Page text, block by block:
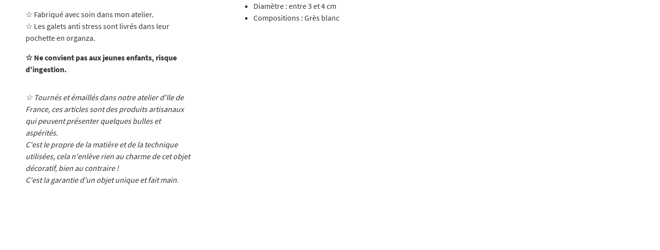
☆ Fabriqué avec soin dans mon atelier.
☆ Les galets anti stress sont livrés dans leur
pochette en organza.
☆ Ne convient pas aux jeunes enfants, risque
d'ingestion.
☆ Tournés et émaillés dans notre atelier d'Ile de
France, ces articles sont des produits artisanaux
qui peuvent présenter quelques bulles et
aspérités.
C'est le propre de la matière et de la technique
utilisées, cela n'enlève rien au charme de cet objet
décoratif, bien au contraire !
C'est la garantie d'un objet unique et fait main.
Diamètre : entre 3 et 4 cm
Compositions : Grès blanc